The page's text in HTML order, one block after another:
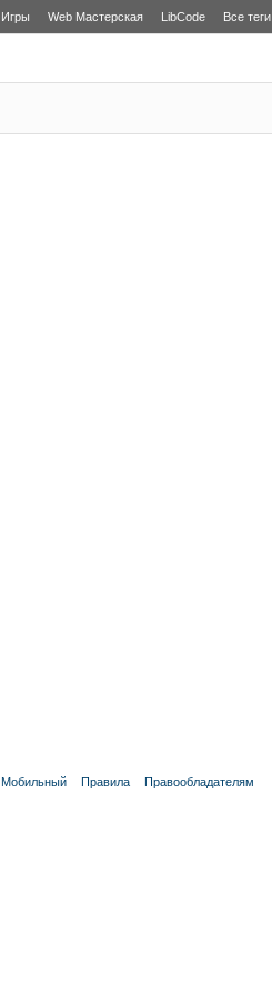
Игры Web Мастерская LibCode Все теги
Мобильный Правила Правообладателям